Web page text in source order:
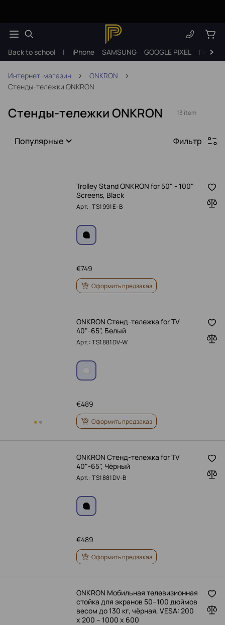
Back to school | iPhone SAMSUNG GOOGLE PIXEL
Интернет-магазин
ONKRON
Стенды-тележки ONKRON
Стенды-тележки ONKRON 13 item
Популярные Фильтр
Trolley Stand ONKRON for 50" - 100"
Screens, Black
Арт.: TS1991E-B
749
€
Оформить предзаказ
ONKRON Стенд-тележка for TV
40"-65", Белый
Арт.: TS1881DV-W
489
€
Оформить предзаказ
ONKRON Стенд-тележка for TV
40"-65", Чёрный
Арт.: TS1881DV-B
489
€
Оформить предзаказ
ONKRON Мобильная телевизионная
стойка для экранов 50–100 дюймов
весом до 130 кг, чёрная, VESA: 200
x 200 – 1000 x 600